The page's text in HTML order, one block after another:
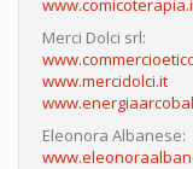
Merci Dolci srl:
www.mercidolci.it
Eleonora Albanese: